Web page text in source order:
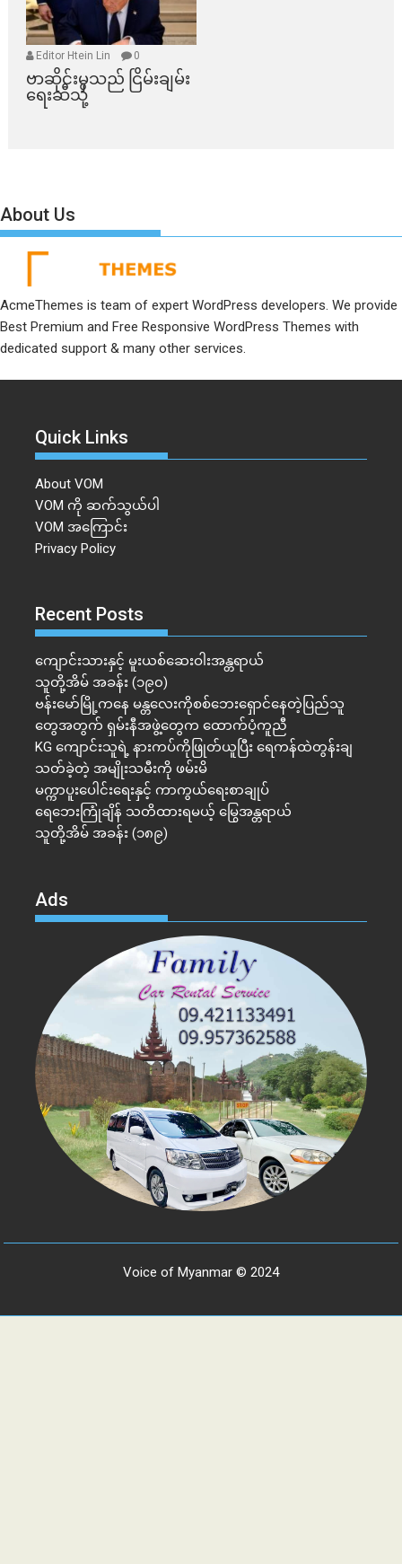
Editor Htein Lin 0
ဗာဆိုင်းမှသည် ငြိမ်းချမ်း
ရေးဆီသို့
About Us
AcmeThemes is team of expert WordPress developers. We provide
Best Premium and Free Responsive WordPress Themes with
dedicated support & many other services.
Quick Links
About VOM
VOM ကို ဆက်သွယ်ပါ
VOM အကြောင်း
Privacy Policy
Recent Posts
ကျောင်းသားနှင့် မူးယစ်ဆေးဝါးအန္တရာယ်
သူတို့အိမ် အခန်း (၁၉၀)
ဗန်းမော်မြို့ကနေ မန္တလေးကိုစစ်ဘေးရှောင်နေတဲ့ပြည်သူ
တွေအတွက် ရှမ်းနီအဖွဲ့တွေက ထောက်ပံ့ကူညီ
KG ကျောင်းသူရဲ့ နားကပ်ကိုဖြုတ်ယူပြီး ရေကန်ထဲတွန်းချ
သတ်ခဲ့တဲ့ အမျိုးသမီးကို ဖမ်းမိ
မက္ကာပူးပေါင်းရေးနှင့် ကာကွယ်ရေးစာချုပ်
ရေဘေးကြုံချိန် သတိထားရမယ့် မြွေအန္တရာယ်
သူတို့အိမ် အခန်း (၁၈၉)
Ads
Voice of Myanmar © 2024